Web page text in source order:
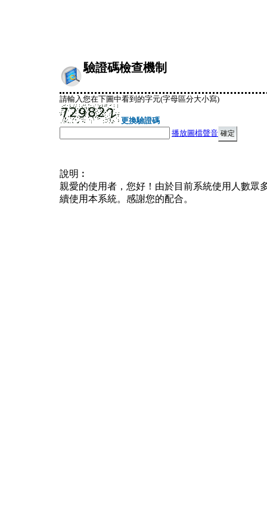
驗證碼檢查機制
請輸入您在下圖中看到的字元(字母區分大小寫)
更換驗證碼
播放圖檔聲音
說明︰
親愛的使用者，您好！由於目前系統使用人數眾
續使用本系統。感謝您的配合。